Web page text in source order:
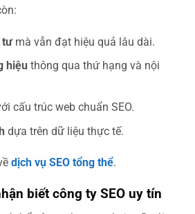
tưmà vẫn đạt hiệu quả lâu dài.
hiệu thông qua thứ hạng và nội
cấu trúc web chuẩn SEO.
dựa trên dữ liệu thực tế.
dịch vụ SEO tổng thể.
biết công ty SEO uy tín